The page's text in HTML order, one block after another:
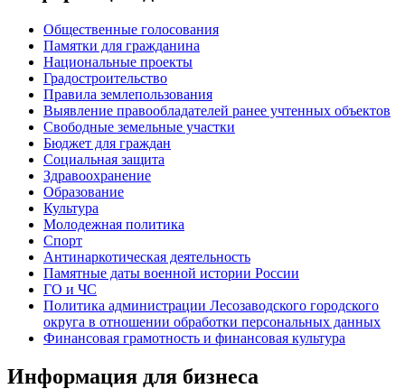
Общественные голосования
Памятки для гражданина
Национальные проекты
Градостроительство
Правила землепользования
Выявление правообладателей ранее учтенных объектов
Свободные земельные участки
Бюджет для граждан
Социальная защита
Здравоохранение
Образование
Культура
Молодежная политика
Спорт
Антинаркотическая деятельность
Памятные даты военной истории России
ГО и ЧС
Политика администрации Лесозаводского городского
округа в отношении обработки персональных данных
Финансовая грамотность и финансовая культура
Информация для бизнеса